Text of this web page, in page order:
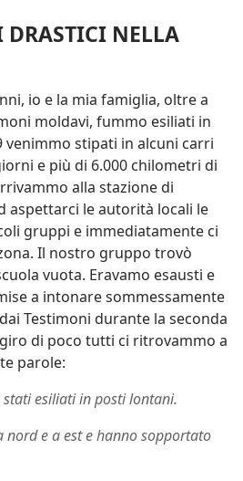
NELLA
io e la mia famiglia, oltre a
moldavi, fummo esiliati in
venimmo stipati in alcuni carri
e più di 6.000 chilometri di
alla stazione di
aspettarci le autorità locali le
gruppi e immediatamente ci
Il nostro gruppo trovò
vuota. Eravamo esausti e
a intonare sommessamente
Testimoni durante la seconda
di poco tutti ci ritrovammo a
parole:
esiliati in posti lontani.
nord e a est e hanno sopportato